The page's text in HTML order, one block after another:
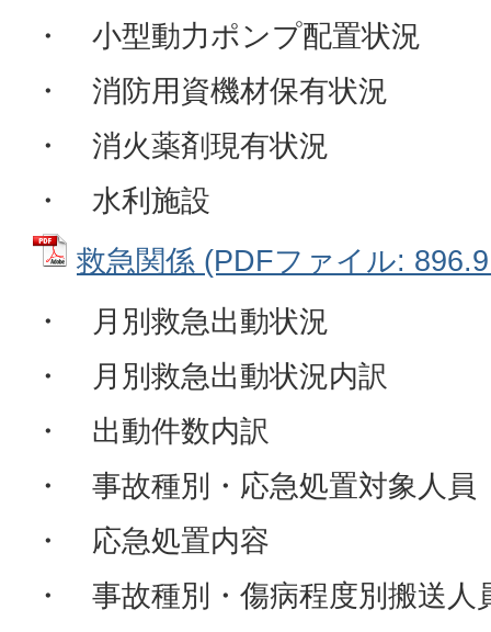
・ 小型動力ポンプ配置状況
・ 消防用資機材保有状況
・ 消火薬剤現有状況
・ 水利施設
救急関係 (PDFファイル:
・ 月別救急出動状況
・ 月別救急出動状況内訳
・ 出動件数内訳
・ 事故種別・応急処置対象人員
・ 応急処置内容
・ 事故種別・傷病程度別搬送人